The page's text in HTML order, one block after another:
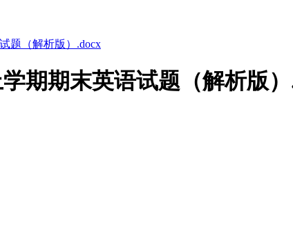
题（解析版）.docx
期期末英语试题（解析版